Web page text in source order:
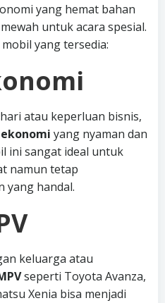
yang hemat bahan
untuk acara spesial.
yang tersedia:
atau keperluan bisnis,
ekonomi yang nyaman dan
ini sangat ideal untuk
namun tetap
yang handal.
keluarga atau
seperti Toyota Avanza,
Xenia bisa menjadi